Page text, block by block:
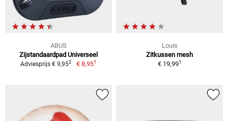
ABUS
Zijstandaardpad Universeel
Adviesprijs € 9,952 € 8,951
Louis
Zitkussen mesh
€ 19,991